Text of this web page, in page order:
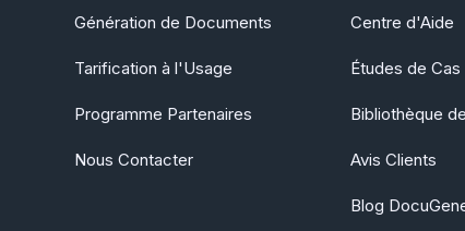
Génération de Documents
Tarification à l'Usage
Programme Partenaires
Nous Contacter
Centre d'Aide
Études de Cas
Bibliothèque
Avis Clients
Blog